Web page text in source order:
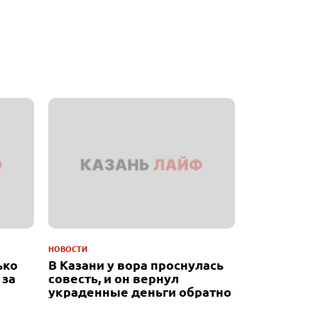
НОВОСТИ
В Казани у вора проснулась
совесть, и он вернул
украденные деньги обратно